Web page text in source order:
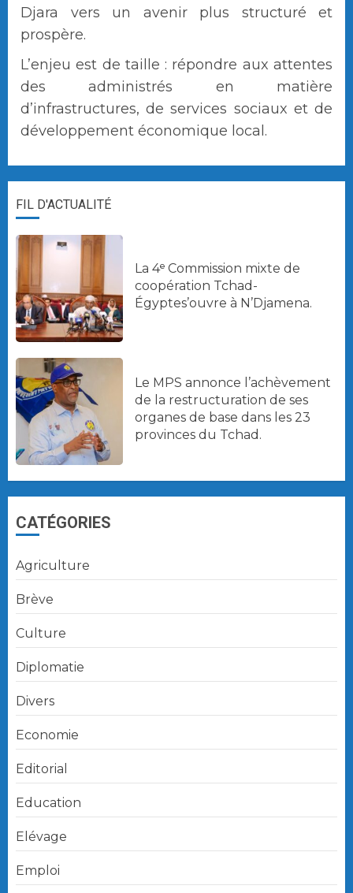
Djara vers un avenir plus structuré et
prospère.
L’enjeu est de taille : répondre aux attentes
des administrés en matière
d’infrastructures, de services sociaux et de
développement économique local.
FIL D'ACTUALITÉ
La 4ᵉ Commission mixte de
coopération Tchad-
Égyptes’ouvre à N’Djamena.
Le MPS annonce l’achèvement
de la restructuration de ses
organes de base dans les 23
provinces du Tchad.
CATÉGORIES
Agriculture
Brève
Culture
Diplomatie
Divers
Economie
Editorial
Education
Elévage
Emploi